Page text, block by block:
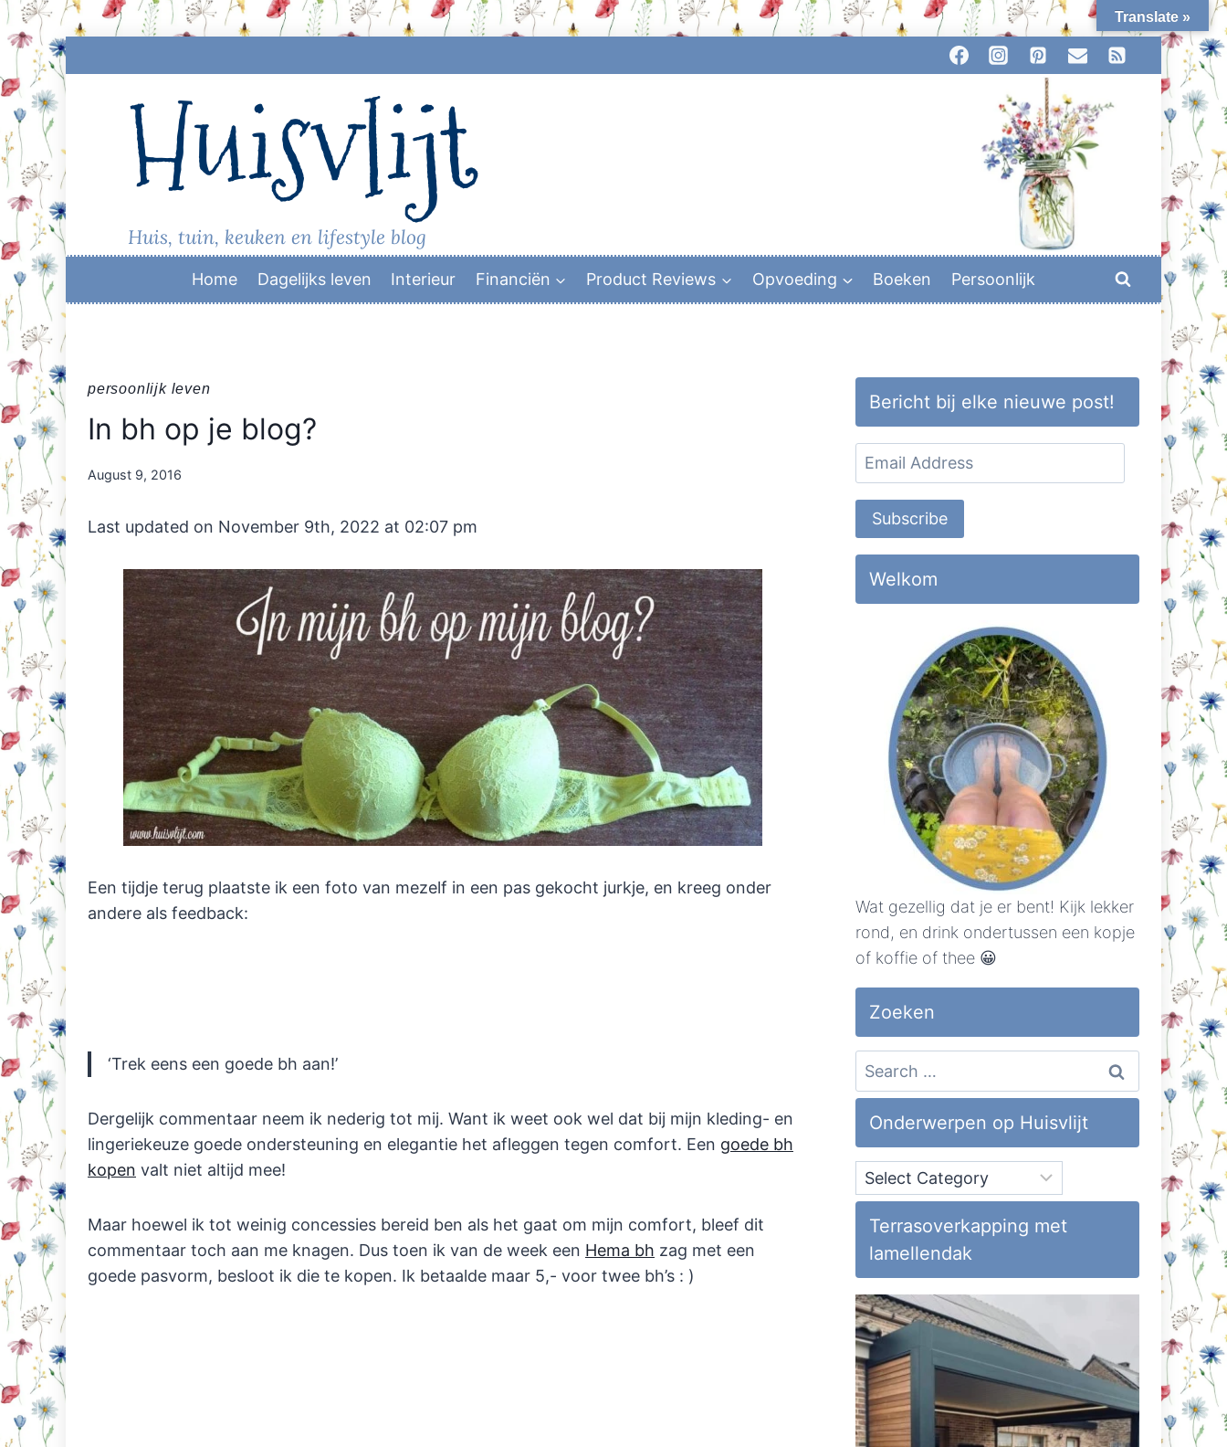
Skip
to
Huisvlijt
Huis, tuin, keuken en lifestyle blog
Home Dagelijks leven Interieur Financiën Product Reviews Opvoeding Boeken Persoonlijk
persoonlijk leven
In bh op je blog?
By
August 9, 2016
Last updated on November 9th, 2022 at 02:07 pm
Een tijdje terug plaatste ik een foto van mezelf in een pas gekocht jurkje, en kreeg onder
andere als feedback:
‘Trek eens een goede bh aan!’
Dergelijk commentaar neem ik nederig tot mij. Want ik weet ook wel dat bij mijn kleding- en
lingeriekeuze goede ondersteuning en elegantie het afleggen tegen comfort. Een goede bh
kopen valt niet altijd mee!
Maar hoewel ik tot weinig concessies bereid ben als het gaat om mijn comfort, bleef dit
commentaar toch aan me knagen. Dus toen ik van de week een Hema bh zag met een
goede pasvorm, besloot ik die te kopen. Ik betaalde maar 5,- voor twee bh’s : )
Bericht bij elke nieuwe post!
Email
Address
Subscribe
Welkom
Wat gezellig dat je er bent! Kijk lekker
rond, en drink ondertussen een kopje
of koffie of thee 😀
Zoeken
Search
for:
Onderwerpen op Huisvlijt
Onderwerpen
op
Huisvlijt
Terrasoverkapping met
lamellendak
Translate »